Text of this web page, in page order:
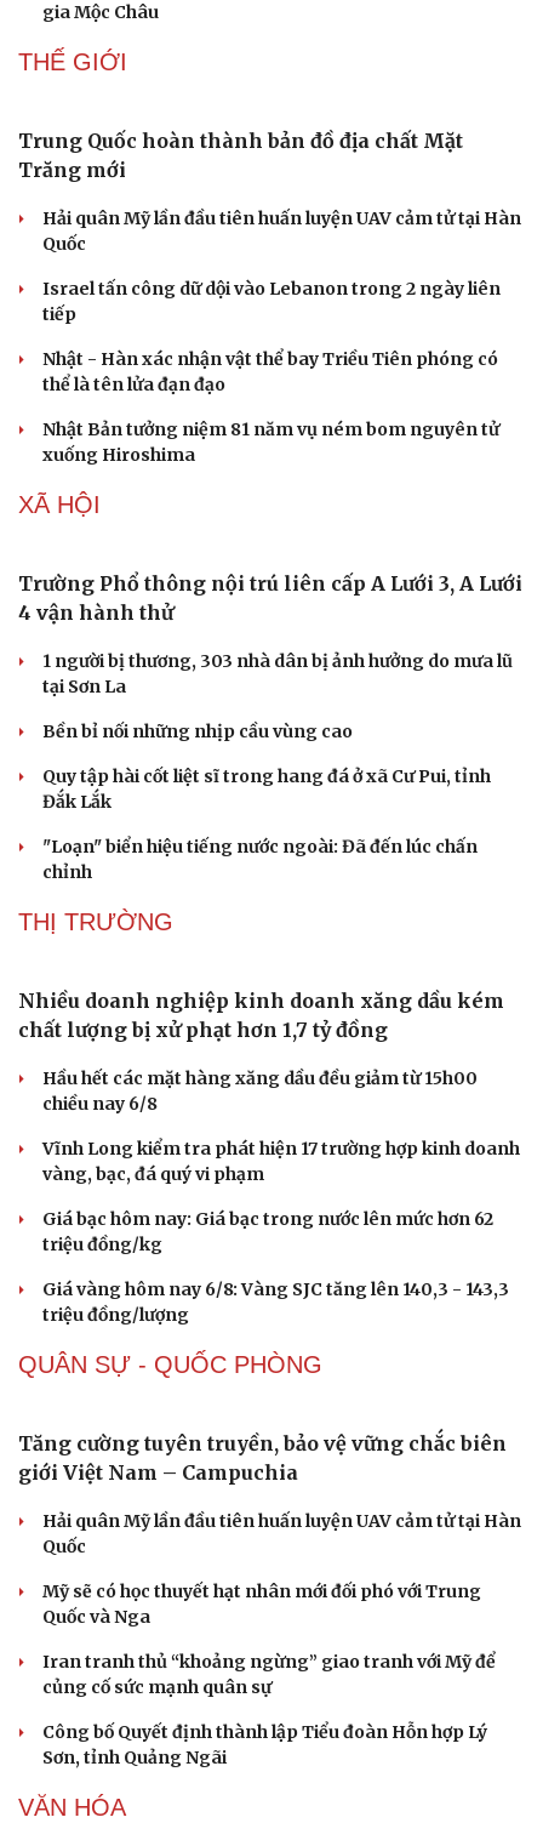
Sức khỏe
Dinh dưỡng - món ngon
Sản phụ khoa
Nhi khoa
Làm đẹp - giảm cân
Đời sống
Tình yêu - Gia đình
gia Mộc Châu
THẾ GIỚI
Trung Quốc hoàn thành bản đồ địa chất Mặt
Trăng mới
Hải quân Mỹ lần đầu tiên huấn luyện UAV cảm tử tại Hàn
Quốc
Israel tấn công dữ dội vào Lebanon trong 2 ngày liên
tiếp
Nhật - Hàn xác nhận vật thể bay Triều Tiên phóng có
thể là tên lửa đạn đạo
Nhật Bản tưởng niệm 81 năm vụ ném bom nguyên tử
xuống Hiroshima
XÃ HỘI
Trường Phổ thông nội trú liên cấp A Lưới 3, A Lưới
4 vận hành thử
1 người bị thương, 303 nhà dân bị ảnh hưởng do mưa lũ
tại Sơn La
Bền bỉ nối những nhịp cầu vùng cao
Quy tập hài cốt liệt sĩ trong hang đá ở xã Cư Pui, tỉnh
Đắk Lắk
"Loạn" biển hiệu tiếng nước ngoài: Đã đến lúc chấn
chỉnh
THỊ TRƯỜNG
Nhiều doanh nghiệp kinh doanh xăng dầu kém
chất lượng bị xử phạt hơn 1,7 tỷ đồng
Hầu hết các mặt hàng xăng dầu đều giảm từ 15h00
chiều nay 6/8
Vĩnh Long kiểm tra phát hiện 17 trường hợp kinh doanh
vàng, bạc, đá quý vi phạm
Giá bạc hôm nay: Giá bạc trong nước lên mức hơn 62
triệu đồng/kg
Giá vàng hôm nay 6/8: Vàng SJC tăng lên 140,3 - 143,3
triệu đồng/lượng
QUÂN SỰ - QUỐC PHÒNG
Tăng cường tuyên truyền, bảo vệ vững chắc biên
giới Việt Nam – Campuchia
Hải quân Mỹ lần đầu tiên huấn luyện UAV cảm tử tại Hàn
Quốc
Mỹ sẽ có học thuyết hạt nhân mới đối phó với Trung
Quốc và Nga
Iran tranh thủ “khoảng ngừng” giao tranh với Mỹ để
củng cố sức mạnh quân sự
Công bố Quyết định thành lập Tiểu đoàn Hỗn hợp Lý
Sơn, tỉnh Quảng Ngãi
VĂN HÓA